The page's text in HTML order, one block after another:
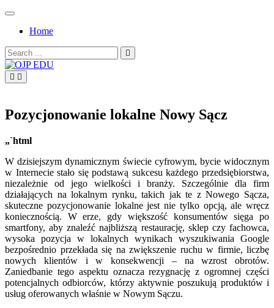
Skip
contentHome
Search
for:
Pozycjonowanie lokalne Nowy Sącz
„`html
W dzisiejszym dynamicznym świecie cyfrowym, bycie widocznym
w Internecie stało się podstawą sukcesu każdego przedsiębiorstwa,
niezależnie od jego wielkości i branży. Szczególnie dla firm
działających na lokalnym rynku, takich jak te z Nowego Sącza,
skuteczne pozycjonowanie lokalne jest nie tylko opcją, ale wręcz
koniecznością. W erze, gdy większość konsumentów sięga po
smartfony, aby znaleźć najbliższą restaurację, sklep czy fachowca,
wysoka pozycja w lokalnych wynikach wyszukiwania Google
bezpośrednio przekłada się na zwiększenie ruchu w firmie, liczbę
nowych klientów i w konsekwencji – na wzrost obrotów.
Zaniedbanie tego aspektu oznacza rezygnację z ogromnej części
potencjalnych odbiorców, którzy aktywnie poszukują produktów i
usług oferowanych właśnie w Nowym Sączu.